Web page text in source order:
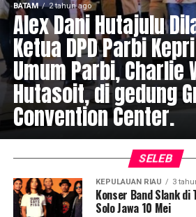
BATAM 2 tahun ago
Alex Dani Hutajulu
Ketua DPD Parbi
Umum Parbi, Charlie
Hutasoit, di gedung
Convention Center.
SELEB
KEPULAUAN RIAU 3
Konser Band Slank
Solo Jawa 10 Mei